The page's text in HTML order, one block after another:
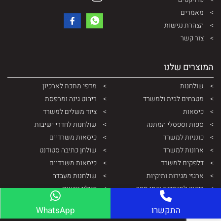
מאמרים
הצהרת נגישות
צור קשר
המוצרים שלנו
שולחנות
מטבחים לבית ולמשרד
כיסאות
ספות וספסלי המתנה
כונניות למשרד
ארונות למשרד
דלפקים למשרד
ארגזי מגירות ותיקיות
ריהוט למוסדות ובתי ספר
ארונות ותיקיות ממתכת
מדפי מתכת לארכיון
ריהוט גינה ומרפסת
ציוד משלים למשרד
שולחנות לחדרי ישיבות
כיסאות משרדיים
שולחן כתיבה סטודנט
כיסאות משרדיים
שולחנות מעבדה
קטלוג צבעים
התקשרו WhatsApp